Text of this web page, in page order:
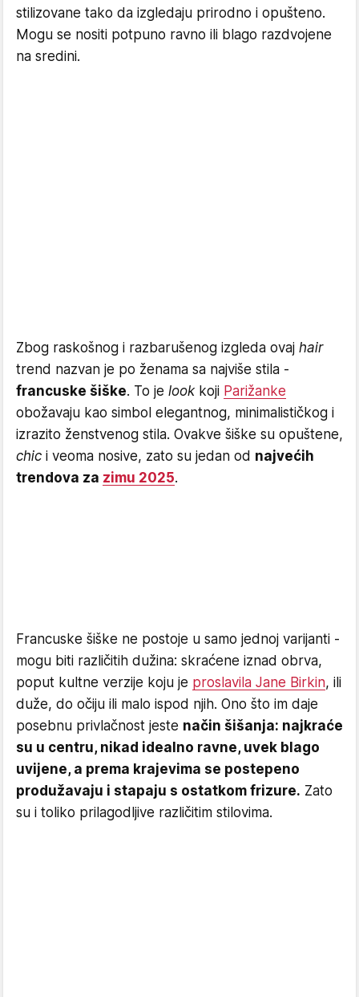
stilizovane tako da izgledaju prirodno i opušteno.
Mogu se nositi potpuno ravno ili blago razdvojene
na sredini.
Zbog raskošnog i razbarušenog izgleda ovaj hair
trend nazvan je po ženama sa najviše stila -
francuske šiške. To je lookkoji Parižanke
obožavaju kao simbol elegantnog, minimalističkog i
izrazito ženstvenog stila. Ovakve šiške su opuštene,
chic i veoma nosive, zato su jedan od najvećih
trendova za zimu 2025.
Francuske šiške ne postoje u samo jednoj varijanti -
mogu biti različitih dužina: skraćene iznad obrva,
poput kultne verzije koju je proslavila Jane Birkin, ili
duže, do očiju ili malo ispod njih. Ono što im daje
posebnu privlačnost jeste način šišanja: najkraće
su u centru, nikad idealno ravne, uvek blago
uvijene, a prema krajevima se postepeno
produžavaju i stapaju s ostatkom frizure. Zato
su i toliko prilagodljive različitim stilovima.